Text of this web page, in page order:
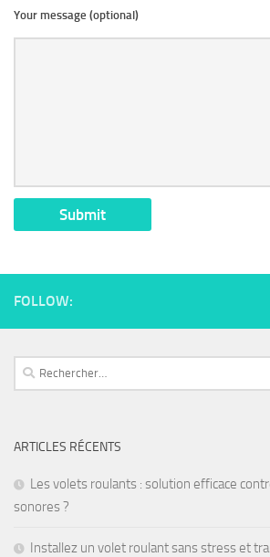
Your message (optional)
FOLLOW:
ARTICLES RÉCENTS
Les volets roulants : solution efficace
sonores ?
Installez un volet roulant sans stress et